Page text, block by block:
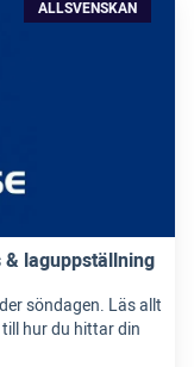
ALLSVENSKAN
laguppställning
söndagen. Läs allt
hur du hittar din